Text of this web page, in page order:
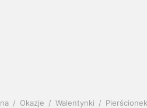
/ Okazje / Walentynki /